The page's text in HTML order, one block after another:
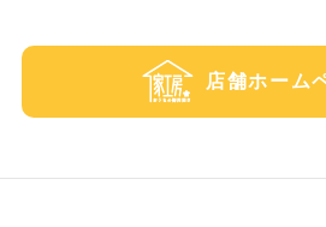
店舗ホーム